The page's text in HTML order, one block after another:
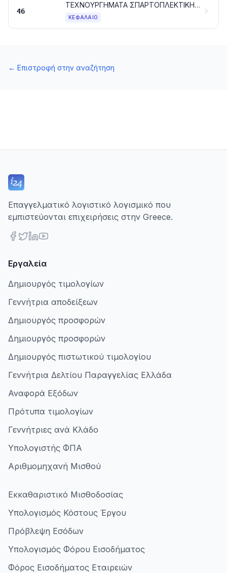
46
ΤΕΧΝΟΥΡΓΗΜΑΤΑ ΣΠΑΡΤΟΠΛΕΚΤΙΚΗΣ ΚΑΙ ΚΑΛΑΘΟΠΟΙΙΑΣ
ΚΕΦΆΛΑΙΟ
← Επιστροφή στην αναζήτηση
Επαγγελματικό λογιστικό λογισμικό που
εμπιστεύονται επιχειρήσεις στην Greece.
Εργαλεία
Δημιουργός τιμολογίων
Γεννήτρια αποδείξεων
Δημιουργός προσφορών
Δημιουργός προσφορών
Δημιουργός πιστωτικού τιμολογίου
Γεννήτρια Δελτίου Παραγγελίας Ελλάδα
Αναφορά Εξόδων
Πρότυπα τιμολογίων
Γεννήτριες ανά Κλάδο
Υπολογιστής ΦΠΑ
Αριθμομηχανή Μισθού
Εκκαθαριστικό Μισθοδοσίας
Υπολογισμός Κόστους Έργου
Πρόβλεψη Εσόδων
Υπολογισμός Φόρου Εισοδήματος
Φόρος Εισοδήματος Εταιρειών